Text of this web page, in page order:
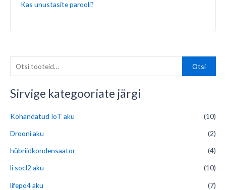
t
s
:
Otsi
Sirvige kategooriate järgi
Kohandatud IoT aku (10)
Drooni aku (2)
hübriidkondensaator (4)
li socl2 aku (10)
lifepo4 aku (7)
Kas unustasite parooli?